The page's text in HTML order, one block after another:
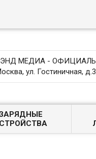
МЕДИА -
ул. Гостиничная,